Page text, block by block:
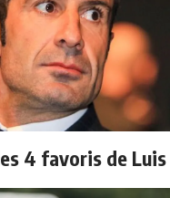
4 favoris de